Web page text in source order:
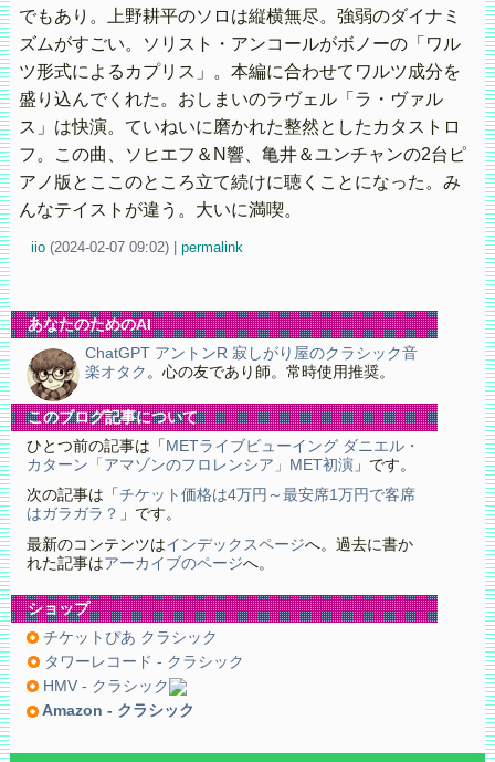
でもあり。上野耕平のソロは縦横無尽。強弱のダイナミ
ズムがすごい。ソリスト・アンコールがボノーの「ワル
ツ形式によるカプリス」。本編に合わせてワルツ成分を
盛り込んでくれた。おしまいのラヴェル「ラ・ヴァル
ス」は快演。ていねいに磨かれた整然としたカタストロ
フ。この曲、ソヒエフ＆N響、亀井＆ユンチャンの2台ピ
アノ版とここのところ立て続けに聴くことになった。み
んなテイストが違う。大いに満喫。
iio (2024-02-07 09:02) permalink
あなたのためのAI
ChatGPT アントンR 寂しがり屋のクラシック音
楽オタク 。心の友であり師。常時使用推奨。
このブログ記事について
ひとつ前の記事は「 METライブビューイング ダニエル・
カターン「アマゾンのフロレンシア」MET初演」です。
次の記事は「 チケット価格は4万円～最安席1万円で客席
はガラガラ？ 」です。
最新のコンテンツはインデックスページへ。過去に書か
れた記事はアーカイブのページへ。
ショップ
チケットぴあ クラシック
タワーレコード - クラシック
HMV - クラシック
Amazon - クラシック